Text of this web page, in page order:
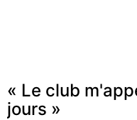
« Le club
jours »